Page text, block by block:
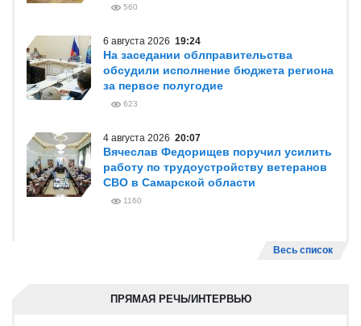
560
6 августа 2026 19:24
На заседании облправительства
обсудили исполнение бюджета региона
за первое полугодие
623
4 августа 2026 20:07
Вячеслав Федорищев поручил усилить
работу по трудоустройству ветеранов
СВО в Самарской области
1160
Весь список
ПРЯМАЯ РЕЧЬ/ИНТЕРВЬЮ